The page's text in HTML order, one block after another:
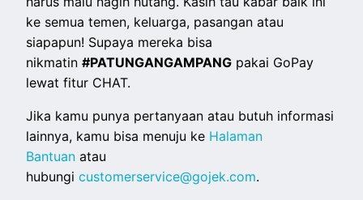
ke semua temen, keluarga, pasangan atau
siapapun! Supaya mereka bisa
nikmatin#PATUNGANGAMPANG pakai GoPay
lewat fitur CHAT.
Jika kamu punya pertanyaan atau butuh informasi
lainnya, kamu bisa menuju ke Halaman
Bantuan atau
hubungicustomerservice@gojek.com.